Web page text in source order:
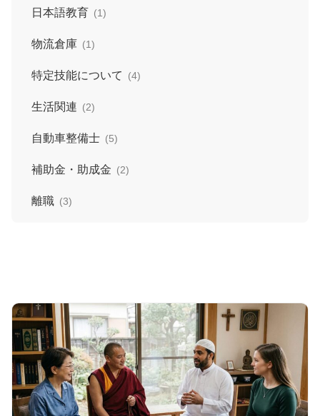
日本語教育 (1)
物流倉庫 (1)
特定技能について (4)
生活関連 (2)
自動車整備士 (5)
補助金・助成金 (2)
離職 (3)